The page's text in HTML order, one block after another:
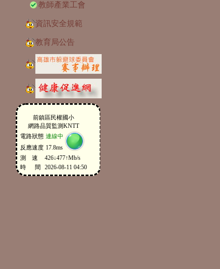
教師產業工會
資訊安全規範
教育局公告